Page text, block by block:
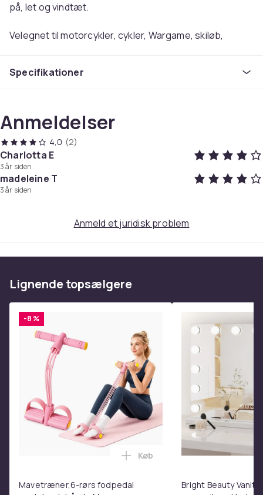
på, let og vindtæt.
Velegnet til motorcykler, cykler, Wargame, skiløb,
Materiale: polyesterstof
Farve
Lyserød
Varenr.
Produktsikkerhedsinformation
Specifikationer
Anmeldelser
4,0 (2)
Charlotta E
3 år siden
madeleine T
3 år siden
Anmeld et juridisk problem
Lignende topsælgere
-8 %
Mavetræner,6-rørs fodpedal
Læg Mavetræner,6-rørs
Køb
Bright Beauty Vanity